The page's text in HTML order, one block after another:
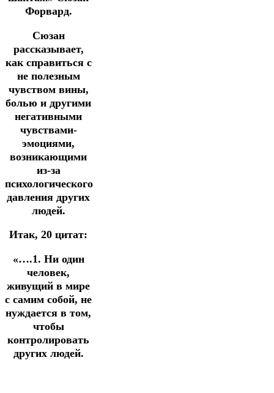
Форвард.
Сюзан
рассказывает,
как справиться с
не полезным
чувством вины,
болью и другими
негативными
чувствами-
эмоциями,
возникающими
из-за
психологического
давления других
людей.
Итак, 20 цитат:
«….1. Ни один
человек,
живущий в мире
с самим собой, не
нуждается в том,
чтобы
контролировать
других людей.